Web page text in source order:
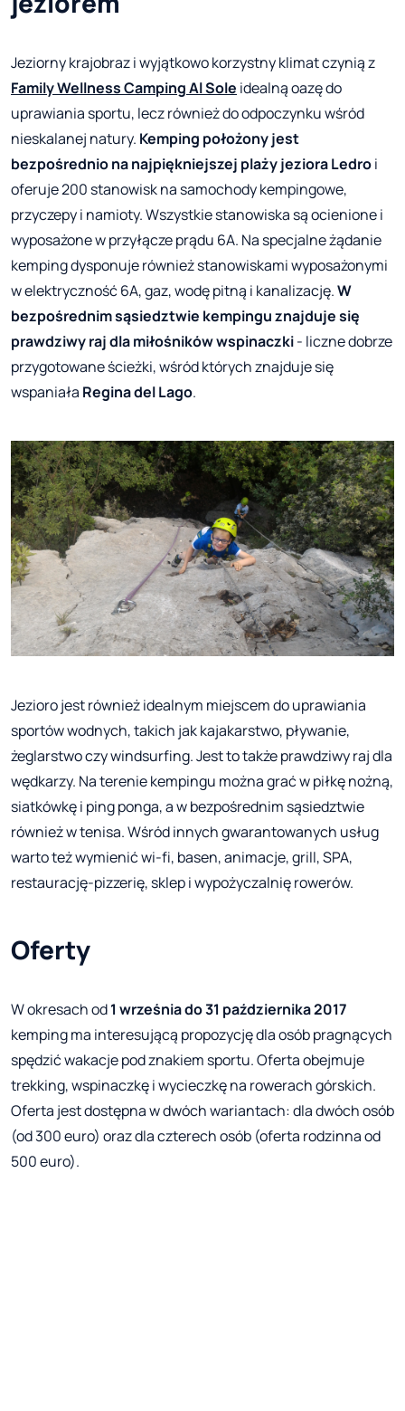
Jeziorny krajobraz i wyjątkowo korzystny klimat czynią z
Family Wellness Camping Al Sole idealną oazę do
uprawiania sportu, lecz również do odpoczynku wśród
nieskalanej natury. Kemping położony jest
bezpośrednio na najpiękniejszej plaży jeziora Ledroi
oferuje 200 stanowisk na samochody kempingowe,
przyczepy i namioty. Wszystkie stanowiska są ocienione i
wyposażone w przyłącze prądu 6A. Na specjalne żądanie
kemping dysponuje również stanowiskami wyposażonymi
w elektryczność 6A, gaz, wodę pitną i kanalizację.W
bezpośrednim sąsiedztwie kempingu znajduje się
prawdziwy raj dla miłośników wspinaczki- liczne dobrze
przygotowane ścieżki, wśród których znajduje się
wspaniała Regina del Lago.
Jezioro jest również idealnym miejscem do uprawiania
sportów wodnych, takich jak kajakarstwo, pływanie,
żeglarstwo czy windsurfing. Jest to także prawdziwy raj dla
wędkarzy. Na terenie kempingu można grać w piłkę nożną,
siatkówkę i ping ponga, a w bezpośrednim sąsiedztwie
również w tenisa. Wśród innych gwarantowanych usług
warto też wymienić wi-fi, basen, animacje, grill, SPA,
restaurację-pizzerię, sklep i wypożyczalnię rowerów.
Oferty
W okresach od1 września do 31 października 2017
kemping ma interesującą propozycję dla osób pragnących
spędzić wakacje pod znakiem sportu. Oferta obejmuje
trekking, wspinaczkę i wycieczkę na rowerach górskich.
Oferta jest dostępna w dwóch wariantach: dla dwóch osób
(od 300 euro) oraz dla czterech osób (oferta rodzinna od
500 euro).